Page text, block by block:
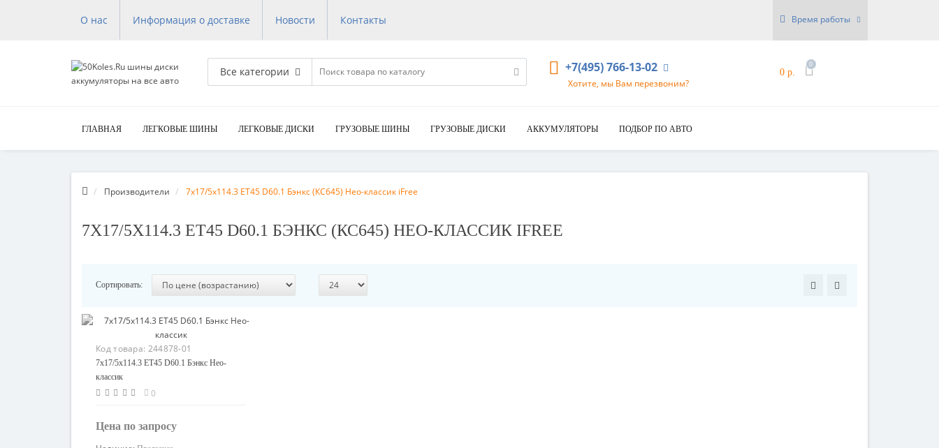
О нас Информация о доставке Новости Контакты Время работы
Все категории +7(495) 766-13-02
Хотите, мы Вам перезвоним?
0 р.
0
ГЛАВНАЯ ЛЕГКОВЫЕ ШИНЫ ЛЕГКОВЫЕ ДИСКИ ГРУЗОВЫЕ ШИНЫ ГРУЗОВЫЕ ДИСКИ АККУМУЛЯТОРЫ ПОДБОР ПО АВТО
Производители 7x17/5x114.3 ET45 D60.1 Бэнкс (КС645) Нео-классик iFree
7X17/5X114.3 ET45 D60.1 БЭНКС (КС645) НЕО-КЛАССИК IFREE
Сортировать:
Код товара: 244878-01
7x17/5x114.3 ET45 D60.1 Бэнкс Нео-
классик
0
Цена по запросу